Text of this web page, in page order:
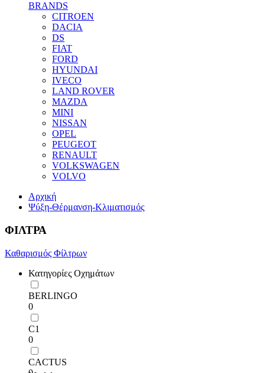
BRANDS
CITROEN
DACIA
DS
FIAT
FORD
HYUNDAI
IVECO
LAND ROVER
MAZDA
MINI
NISSAN
OPEL
PEUGEOT
RENAULT
VOLKSWAGEN
VOLVO
Αρχική
Ψύξη-Θέρμανση-Κλιματισμός
ΦΙΛΤΡΑ
Καθαρισμός Φίλτρων
Κατηγορίες Οχημάτων
BERLINGO
0
C1
0
CACTUS